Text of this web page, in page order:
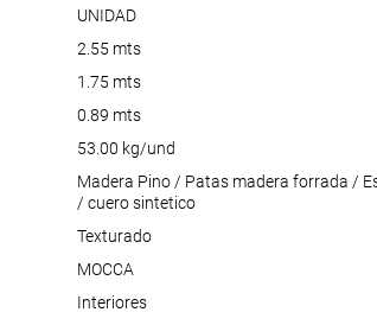
UNIDAD
2.55 mts
1.75 mts
0.89 mts
53.00 kg/und
Madera Pino / Patas madera forrada /
/ cuero sintetico
Texturado
MOCCA
Interiores